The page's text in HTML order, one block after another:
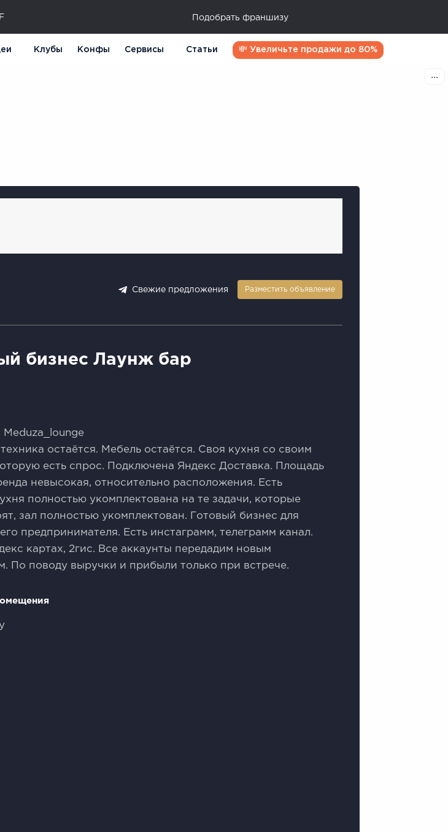
Подобрать франшизу
Клубы Конфы Сервисы Статьи 💸 Увеличьте продажи до 80%
Свежие предложения Разместить объявление
бизнес Лаунж бар
Meduza_lounge
техника остаётся. Мебель остаётся. Своя кухня со своим
есть спрос. Подключена Яндекс Доставка. Площадь
невысокая, относительно расположения. Есть
полностью укомплектована на те задачи, которые
зал полностью укомплектован. Готовый бизнес для
предпринимателя. Есть инстаграмм, телеграмм канал.
картах, 2гис. Все аккаунты передадим новым
По поводу выручки и прибыли только при встрече.